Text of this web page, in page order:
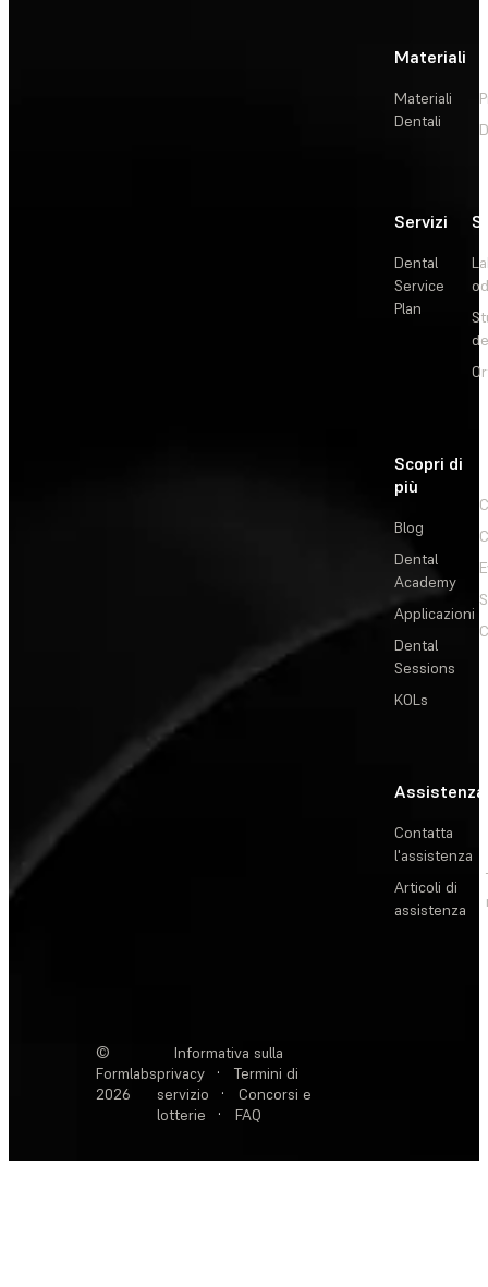
Materiali
Materiali
Dentali
Servizi
Dental
Service
Plan
Scopri di
più
Blog
Dental
Academy
Applicazioni
Dental
Sessions
KOLs
Assistenza
Contatta
l'assistenza
Articoli di
assistenza
©
Formlabs
2026
Informativa sulla
privacy
·
Termini di
servizio
·
Concorsi e
lotterie
· FAQ